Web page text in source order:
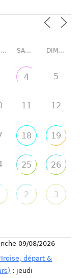
VENDREDI SAMEDI DIMANCHE
4 5
11 12
18 19
25 26
2 3
09/08/2026
départ &
: jeudi